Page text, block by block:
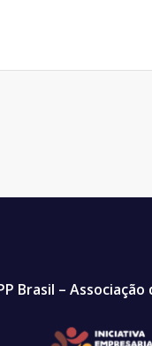
Brasil –